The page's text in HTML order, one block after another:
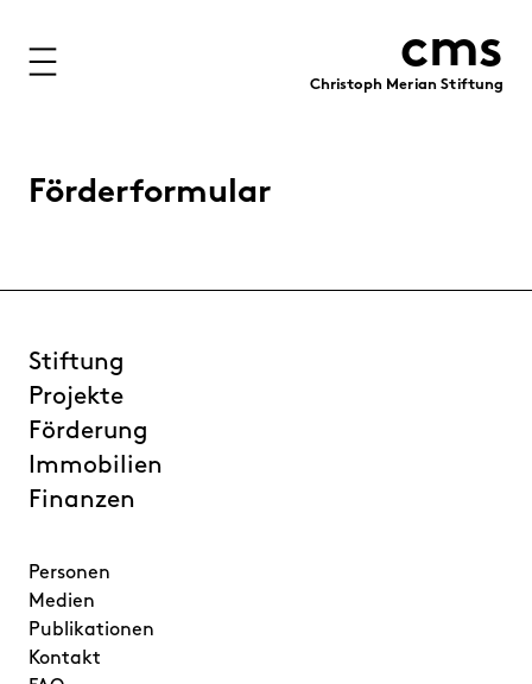
Projekte
Personen
Medien
Publikationen
Kontakt
cms
Christoph Merian Stiftung
Förderformular
Stiftung
Projekte
Förderung
Immobilien
Finanzen
Personen
Medien
Publikationen
Kontakt